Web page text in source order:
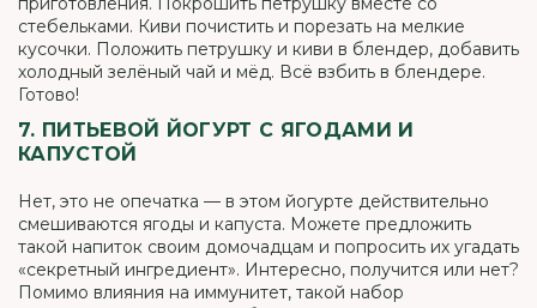
стебельками. Киви почистить и порезать на мелкие
кусочки. Положить петрушку и киви в блендер, добавить
холодный зелёный чай и мёд. Всё взбить в блендере.
Готово!
7. ПИТЬЕВОЙ ЙОГУРТ С ЯГОДАМИ И
КАПУСТОЙ
Нет, это не опечатка — в этом йогурте действительно
смешиваются ягоды и капуста. Можете предложить
такой напиток своим домочадцам и попросить их угадать
«секретный ингредиент». Интересно, получится или нет?
Помимо влияния на иммунитет, такой набор